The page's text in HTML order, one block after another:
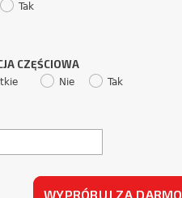
Tak
CZĘŚCIOWA
Nie Tak
WYPRÓBUJ ZA DARMO